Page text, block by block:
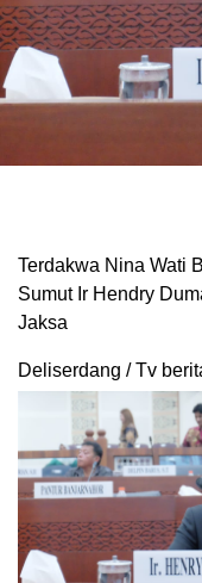
Terdakwa Nina Wati
Sumut Ir Hendry
Jaksa
Deliserdang / Tv